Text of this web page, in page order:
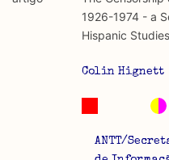
Combinação teórico-
.csv para importação em
1926-1974 - a
Hispanic
Colin Hignett
ANTT/